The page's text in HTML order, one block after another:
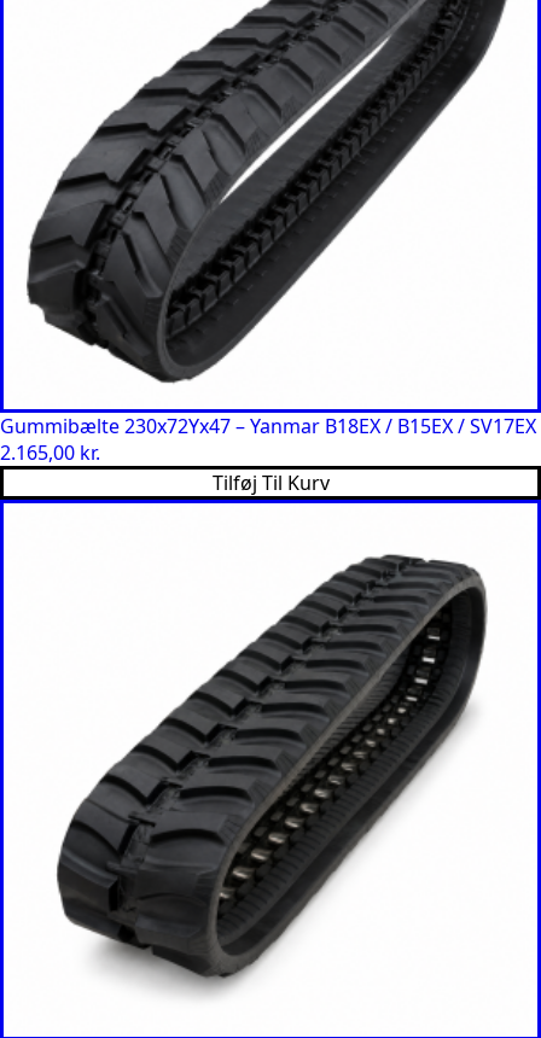
Gummibælte 230x72Yx47 – Yanmar B18EX / B15EX / SV17EX
2.165,00 kr.
Tilføj Til Kurv